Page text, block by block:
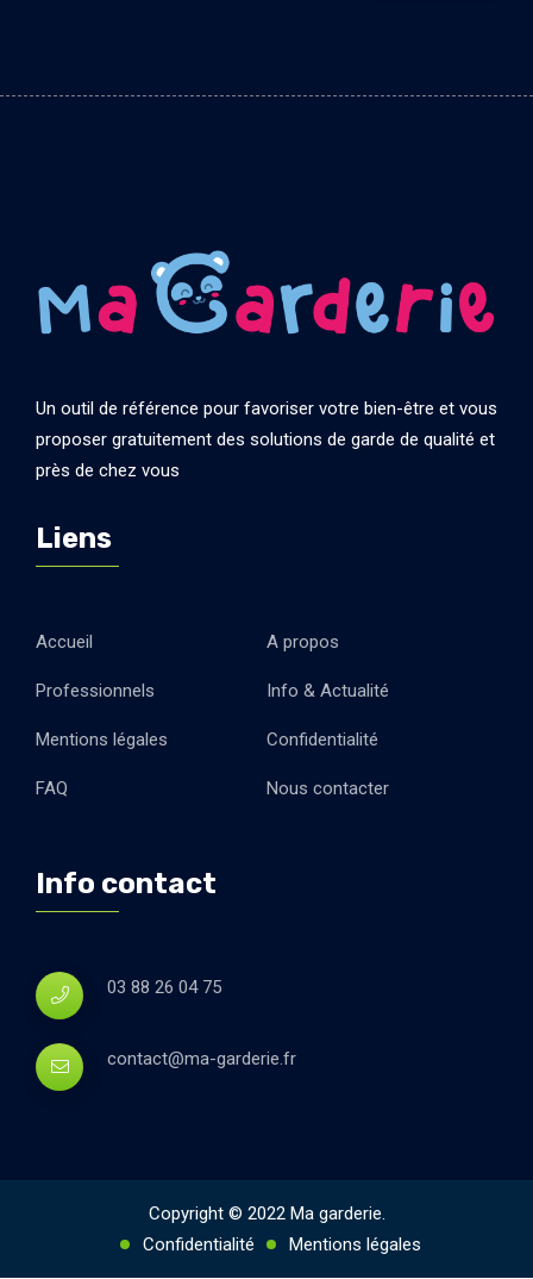
Un outil de référence pour favoriser votre bien-être et vous
proposer gratuitement des solutions de garde de qualité et
près de chez vous
Liens
Accueil A propos
Professionnels Info & Actualité
Mentions légales Confidentialité
FAQ Nous contacter
Info contact
03 88 26 04 75
contact@ma-garderie.fr
Copyright © 2022 Ma garderie.
Confidentialité
Mentions légales